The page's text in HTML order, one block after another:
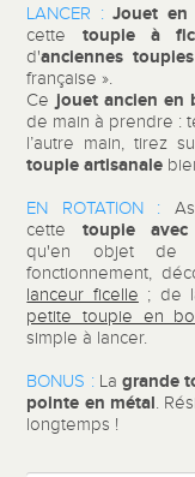
LANCER :Jouet en
cette toupie à
d'anciennes toupies
française ».
Ce jouet ancien en
de main à prendre :
l’autre main, tirez
toupie artisanale
EN ROTATION :
cette toupie
qu'en objet de
fonctionnement,
lanceur ficelle ; de
petite toupie en
simple à lancer.
BONUS :La grande
pointe en métal.
longtemps !